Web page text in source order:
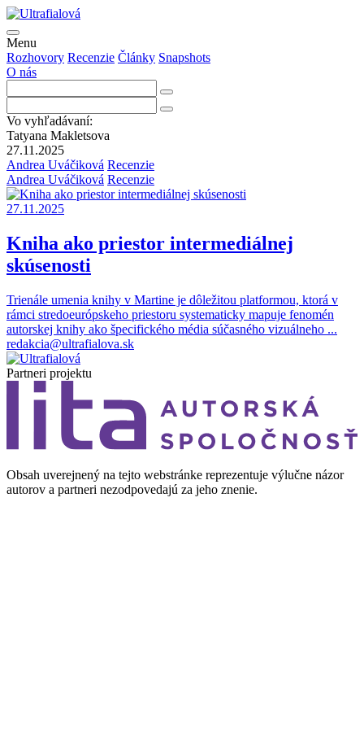
Menu
Rozhovory Recenzie Články Snapshots
O nás
Vo vyhľadávaní:
Tatyana Makletsova
27.11.2025
Andrea Uváčiková Recenzie
Andrea Uváčiková Recenzie
27.11.2025
Kniha ako priestor intermediálnej
skúsenosti
Trienále umenia knihy v Martine je dôležitou platformou, ktorá v
rámci stredoeurópskeho priestoru systematicky mapuje fenomén
autorskej knihy ako špecifického média súčasného vizuálneho ...
redakcia@ultrafialova.sk
Partneri projektu
Obsah uverejnený na tejto webstránke reprezentuje výlučne názor
autorov a partneri nezodpovedajú za jeho znenie.